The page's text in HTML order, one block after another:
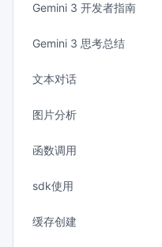
Gemini 3 开发者指南
Gemini 3 思考总结
文本对话
图片分析
函数调用
sdk使用
缓存创建